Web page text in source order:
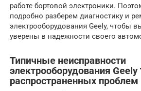
работе бортовой электроники.
подробно разберем диагностику и
электрооборудования Geely, чтобы
уверены в надежности своего
Типичные неисправности
электрооборудования
распространенных проблем